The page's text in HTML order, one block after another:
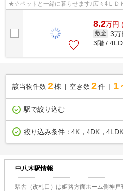
★☆ペットと一緒に暮らせます♪広々4Ｌ
8.2万円
敷金 3万
3階 /
該当物件数 2棟 空き数 2 件 1
駅で絞り込む
絞り込み条件： 4K，4DK，
中八木駅情報
駅舎（改札口）は姫路方面ホーム側神